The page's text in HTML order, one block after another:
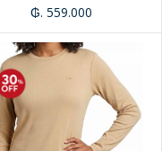
₲. 559.000